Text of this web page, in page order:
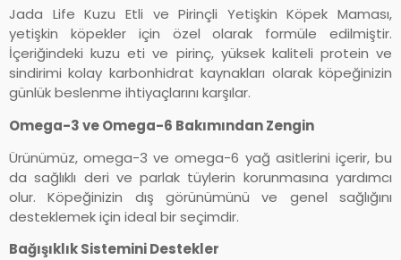
Jada Life Kuzu Etli ve Pirinçli Yetişkin Köpek Maması,
yetişkin köpekler için özel olarak formüle edilmiştir.
İçeriğindeki kuzu eti ve pirinç, yüksek kaliteli protein ve
sindirimi kolay karbonhidrat kaynakları olarak köpeğinizin
günlük beslenme ihtiyaçlarını karşılar.
Omega-3 ve Omega-6 Bakımından Zengin
Ürünümüz, omega-3 ve omega-6 yağ asitlerini içerir, bu
da sağlıklı deri ve parlak tüylerin korunmasına yardımcı
olur. Köpeğinizin dış görünümünü ve genel sağlığını
desteklemek için ideal bir seçimdir.
Bağışıklık Sistemini Destekler